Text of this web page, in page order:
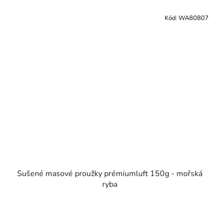
Sušené masové proužky prémiumluft 150g - mořská
ryba
Kód: WA80807